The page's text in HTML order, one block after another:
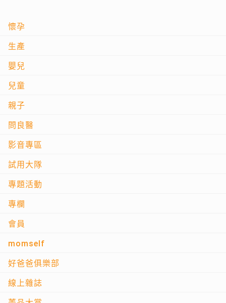
懷孕
生產
嬰兒
兒童
親子
問良醫
影音專區
試用大隊
專題活動
專欄
會員
momself
好爸爸俱樂部
線上雜誌